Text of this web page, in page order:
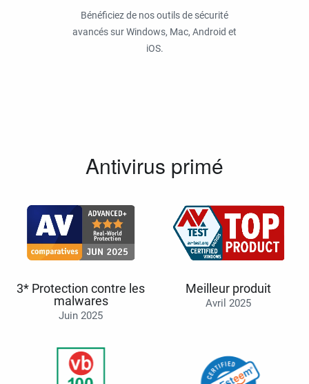
Bénéficiez de nos outils de sécurité
avancés sur Windows, Mac, Android et
iOS.
Antivirus primé
3* Protection contre les
malwares
Juin 2025
Meilleur produit
Avril 2025